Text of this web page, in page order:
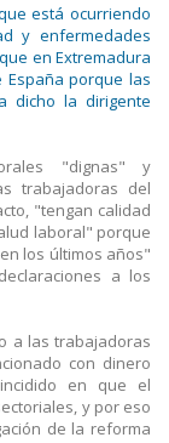
está ocurriendo
y enfermedades
en Extremadura
porque las
dicho la dirigente
"dignas" y
trabajadoras del
"tengan calidad
laboral" porque
los últimos años"
a los
a las trabajadoras
con dinero
en que el
y por eso
de la reforma